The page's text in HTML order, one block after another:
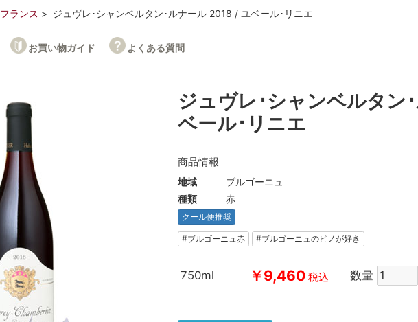
フランス ジュヴレ･シャンベルタン･ルナール 2018 / ユベール･リニエ
お買い物ガイド よくある質問
ジュヴレ･シャンベルタン
ベール･リニエ
商品情報
地域
ブルゴーニュ
種類
赤
クール便推奨
#ブルゴーニュ赤 #ブルゴーニュのピノが好き
750ml ￥9,460 税込 数量